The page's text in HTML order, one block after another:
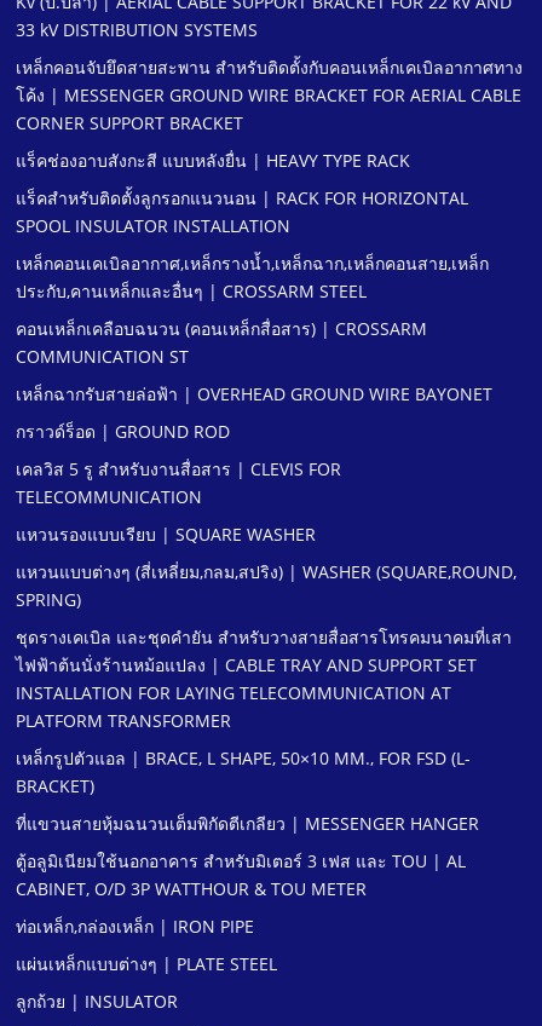
33 kV DISTRIBUTION SYSTEMS
เหล็กคอนจับยึดสายสะพาน สําหรับติดตั้งกับคอนเหล็กเคเบิลอากาศทาง
โค้ง | MESSENGER GROUND WIRE BRACKET FOR AERIAL CABLE
CORNER SUPPORT BRACKET
แร็คช่องอาบสังกะสี แบบหลังยื่น | HEAVY TYPE RACK
แร็คสําหรับติดตั้งลูกรอกแนวนอน | RACK FOR HORIZONTAL
SPOOL INSULATOR INSTALLATION
เหล็กคอนเคเบิลอากาศ,เหล็กรางนํ้า,เหล็กฉาก,เหล็กคอนสาย,เหล็ก
ประกับ,คานเหล็กและอื่นๆ | CROSSARM STEEL
คอนเหล็กเคลือบฉนวน (คอนเหล็กสื่อสาร) | CROSSARM
COMMUNICATION ST
เหล็กฉากรับสายล่อฟ้า | OVERHEAD GROUND WIRE BAYONET
กราวด์ร็อด | GROUND ROD
เคลวิส 5 รู สําหรับงานสื่อสาร | CLEVIS FOR
TELECOMMUNICATION
แหวนรองแบบเรียบ | SQUARE WASHER
แหวนแบบต่างๆ (สี่เหลี่ยม,กลม,สปริง) | WASHER (SQUARE,ROUND,
SPRING)
ชุดรางเคเบิล และชุดคํายัน สําหรับวางสายสื่อสารโทรคมนาคมที่เสา
ไฟฟ้าต้นนั่งร้านหม้อแปลง | CABLE TRAY AND SUPPORT SET
INSTALLATION FOR LAYING TELECOMMUNICATION AT
PLATFORM TRANSFORMER
เหล็กรูปตัวแอล | BRACE, L SHAPE, 50×10 MM., FOR FSD (L-
BRACKET)
ที่แขวนสายหุ้มฉนวนเต็มพิกัดตีเกลียว | MESSENGER HANGER
ตู้อลูมิเนียมใช้นอกอาคาร สําหรับมิเตอร์ 3 เฟส และ TOU | AL
CABINET, O/D 3P WATTHOUR & TOU METER
ท่อเหล็ก,กล่องเหล็ก | IRON PIPE
แผ่นเหล็กแบบต่างๆ | PLATE STEEL
ลูกถ้วย | INSULATOR